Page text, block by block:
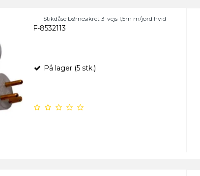
Stikdåse børnesikret 3-vejs 1,5m m/jord hvid
F-8532113
På lager (5 stk.)